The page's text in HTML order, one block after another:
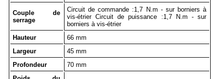
Couple de
serrage
Circuit de commande :1,7 N.m - sur borniers à
vis-étrier Circuit de puissance :1,7 N.m - sur
borniers à vis-étrier
Hauteur
66 mm
Largeur
45 mm
Profondeur
70 mm